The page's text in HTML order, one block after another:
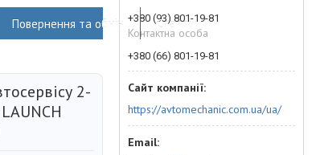
Повернення та обмін Статті
2-
+380 (93) 801-19-81
Контактна особа
+380 (66) 801-19-81
https://avtomechanic.com.ua/ua/